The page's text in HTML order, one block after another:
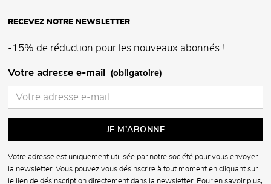
RECEVEZ NOTRE NEWSLETTER
-15% de réduction pour les nouveaux abonnés !
Votre adresse e-mail (obligatoire)
Votre adresse est uniquement utilisée par notre société pour vous envoyer
la newsletter. Vous pouvez vous désinscrire à tout moment en cliquant sur
le lien de désinscription directement dans la newsletter. Pour en savoir plus,